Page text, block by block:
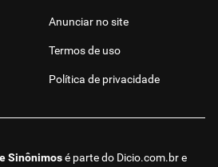
Sinônimosé parte do Dicio.com.bre
Anunciar no site
Termos de uso
Política de privacidade